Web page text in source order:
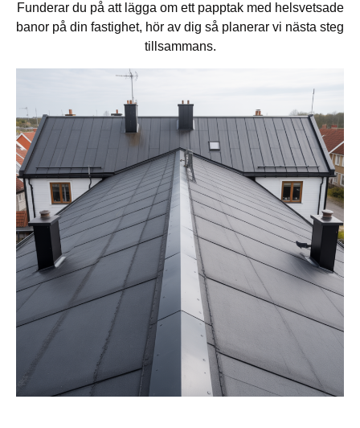
Funderar du på att lägga om ett papptak med helsvetsade
banor på din fastighet, hör av dig så planerar vi nästa steg
tillsammans.